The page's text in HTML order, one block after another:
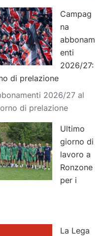
Campag
na
abbonam
enti
2026/27:
di prelazione
2026/27 al
di prelazione
Ultimo
giorno di
lavoro a
Ronzone
per i
La Lega